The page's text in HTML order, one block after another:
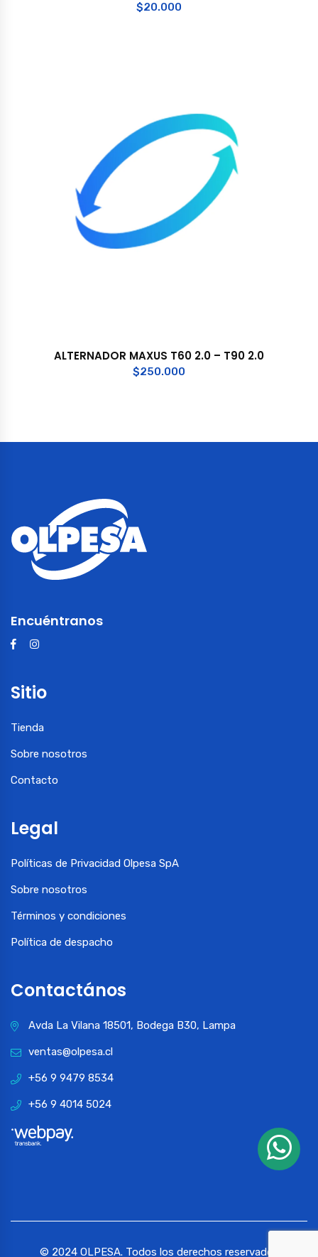
$20.000
ALTERNADOR MAXUS T60 2.0 – T90 2.0
$250.000
Encuéntranos
Sitio
Tienda
Sobre nosotros
Contacto
Legal
Políticas de Privacidad Olpesa SpA
Sobre nosotros
Términos y condiciones
Política de despacho
Contactános
Avda La Vilana 18501, Bodega B30, Lampa
ventas@olpesa.cl
+56 9 9479 8534
+56 9 4014 5024
© 2024 OLPESA. Todos los derechos reservados